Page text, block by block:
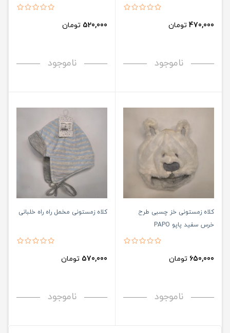
470,000 تومان
ناموجود
520,000 تومان
ناموجود
کلاه زمستونی خز چسبی طرح
خرس سفید پاپو PAPO
650,000 تومان
ناموجود
کلاه زمستونی مخمل راه راه خلبانی
570,000 تومان
ناموجود